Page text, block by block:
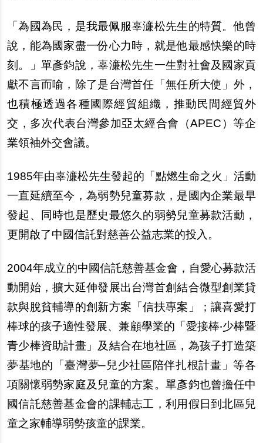
「為國為民，是我最佩服辜濓松先生的特質。他曾
說，能為國家盡一份心力時，就是他最感快樂的時
刻。」單彥鈞說，辜濓松先生一生對社會及國家貢
獻不言而喻，除了是台灣首任「無任所大使」外，
也積極透過各種國際經貿組織，推動民間經貿外
交，多次代表台灣參加亞太經合會（APEC）等企
業領袖外交會議。
1985年由辜濓松先生發起的「點燃生命之火」活動
一直延續至今，為弱勢兒童募款，是國內企業最早
發起、同時也是歷史最悠久的弱勢兒童募款活動，
更開啟了中國信託對慈善公益志業的投入。
2004年成立的中國信託慈善基金會，自愛心募款活
動開始，擴大延伸發展出台灣首創結合微型創業貸
款與脫貧輔導的創新方案「信扶專案」；讓喜愛打
棒球的孩子適性發展、兼顧學業的「愛接棒‧少棒暨
青少棒資助計畫」及結合在地社區，為孩子打造築
夢基地的「臺灣夢–兒少社區陪伴扎根計畫」等各
項關懷弱勢家庭及兒童的方案。單彥鈞也曾擔任中
國信託慈善基金會的課輔志工，利用假日到北區兒
童之家輔導弱勢孩童的課業。